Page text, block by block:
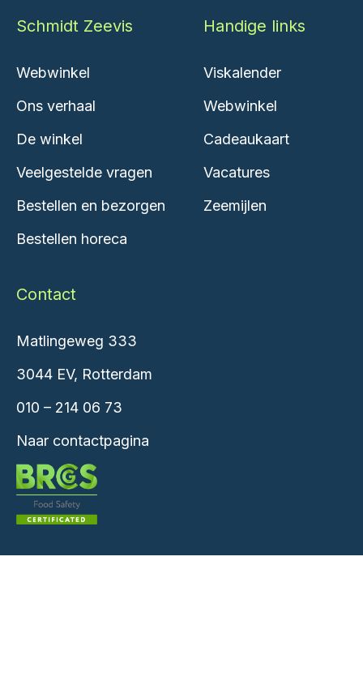
Schmidt Zeevis
Webwinkel
Ons verhaal
De winkel
Veelgestelde vragen
Bestellen en bezorgen
Bestellen horeca
Handige links
Viskalender
Webwinkel
Cadeaukaart
Vacatures
Zeemijlen
Contact
Matlingeweg 333
3044 EV, Rotterdam
010 – 214 06 73
Naar contactpagina